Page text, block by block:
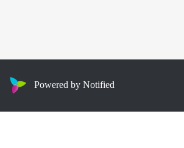
Powered by Notified